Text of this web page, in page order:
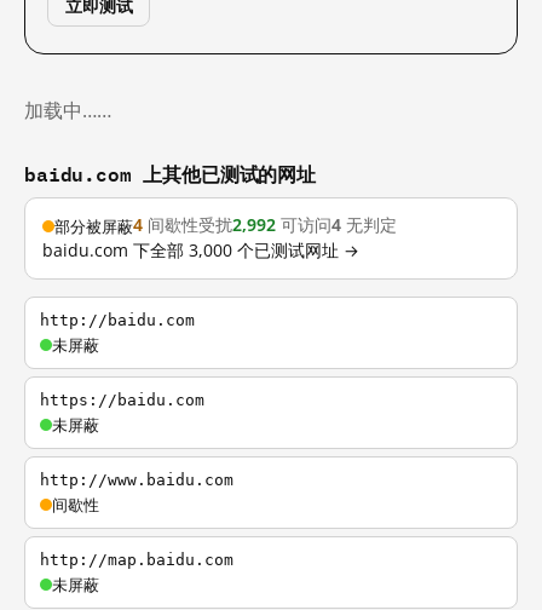
加载中……
baidu.com 上其他已测试的网址
部分被屏蔽4 间歇性受扰2,992 可访问4 无判定
baidu.com 下全部 3,000 个已测试网址 →
http://baidu.com
未屏蔽
https://baidu.com
未屏蔽
http://www.baidu.com
间歇性
http://map.baidu.com
未屏蔽